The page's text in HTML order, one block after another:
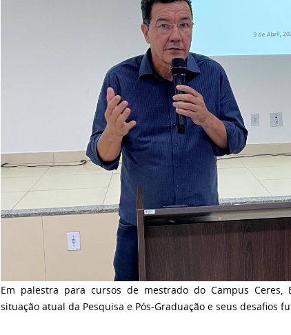
Em palestra para cursos de mestrado do Campus Ceres,
situação atual da Pesquisa e Pós-Graduação e seus desafios